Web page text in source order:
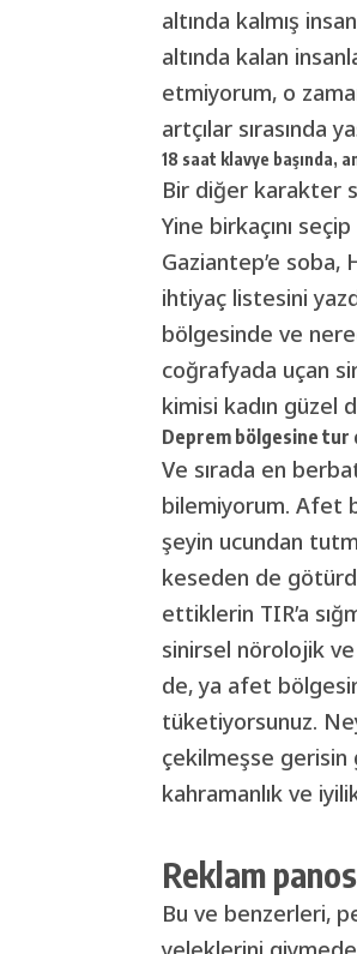
altında kalmış
altında kalan
etmiyorum, o
artçılar sırasında
18 saat klavye başında,
Bir diğer karakter
Yine birkaçını
Gaziantep’e soba,
ihtiyaç listesini
bölgesinde ve
coğrafyada uçan
kimisi kadın güzel
Deprem bölgesine tur
Ve sırada en
bilemiyorum. Afet
şeyin ucundan
keseden de
ettiklerin TIR’a
sinirsel nörolojik
de, ya afet
tüketiyorsunuz.
çekilmeşse gerisin
kahramanlık ve
Reklam
Bu ve benzerleri,